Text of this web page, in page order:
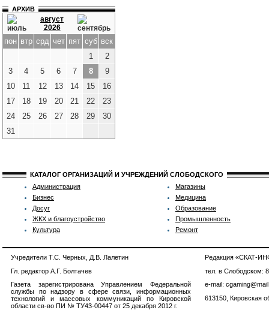
АРХИВ
август
2026
пон втр срд чет пят суб вск
1
2
3
4 5 6 7 8
9
10
11 12 13 14 15
16
17
18 19 20 21 22
23
24
25 26 27 28 29
30
31
КАТАЛОГ ОРГАНИЗАЦИЙ И УЧРЕЖДЕНИЙ СЛОБОДСКОГО
Администрация
Бизнес
Досуг
ЖКХ и благоустройство
Культура
Магазины
Медицина
Образование
Промышленность
Ремонт
Учредители Т.С. Черных, Д.В. Лалетин
Гл. редактор А.Г. Болтачев
Газета зарегистрирована Управлением Федеральной
службы по надзору в сфере связи, информационных
технологий и массовых коммуникаций по Кировской
области св-во ПИ № ТУ43-00447 от 25 декабря 2012 г.
Редакция «СКАТ-
тел. в Слободском:
e-mail:
613150, Кировская